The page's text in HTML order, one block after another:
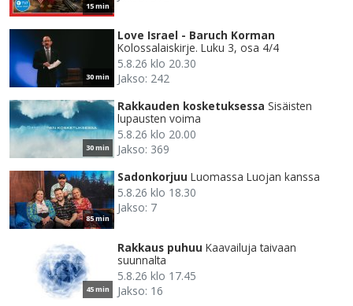
15 min
30 min
Love Israel - Baruch Korman
Kolossalaiskirje. Luku 3, osa 4/4
5.8.26 klo 20.30
Jakso: 242
30 min
Rakkauden kosketuksessa Sisäisten
lupausten voima
5.8.26 klo 20.00
Jakso: 369
85 min
Sadonkorjuu Luomassa Luojan kanssa
5.8.26 klo 18.30
Jakso: 7
45 min
Rakkaus puhuu Kaavailuja taivaan
suunnalta
5.8.26 klo 17.45
Jakso: 16